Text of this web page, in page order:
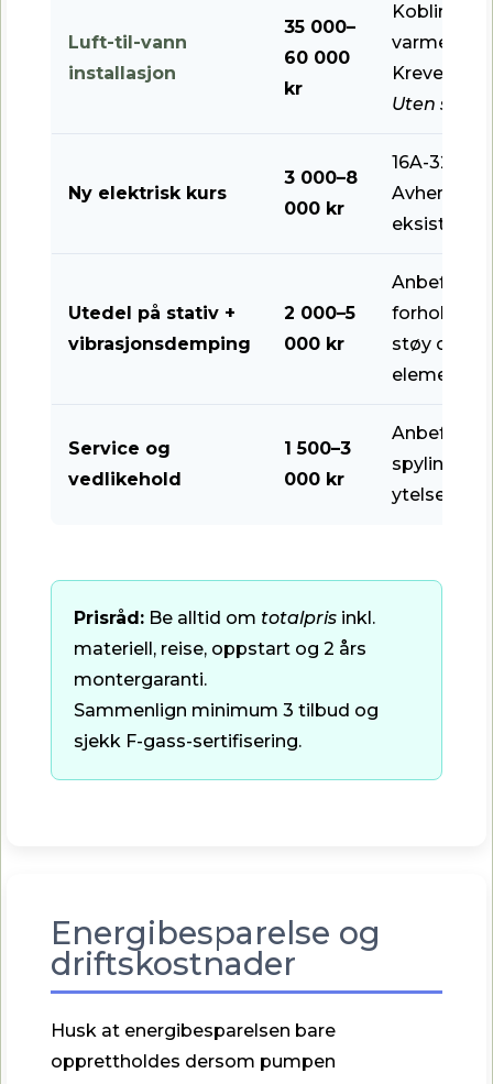
Luft-til-vann
installasjon
35 000–
60 000
kr
Kobling
varme/
Krever
Uten
Ny elektrisk kurs
3 000–8
000 kr
16A-32A
Avhenger
Utedel på stativ +
vibrasjonsdemping
2 000–5
000 kr
Anbefales
forhold/
støy og
Service og
vedlikehold
1 500–3
000 kr
Anbefalt
spyling,
Prisråd: Be alltid om totalpris inkl.
materiell, reise, oppstart og 2 års
montergaranti.
Sammenlign minimum 3 tilbud og
sjekk F-gass-sertifisering.
Energibesparelse og
driftskostnader
Husk at energibesparelsen bare
opprettholdes dersom pumpen